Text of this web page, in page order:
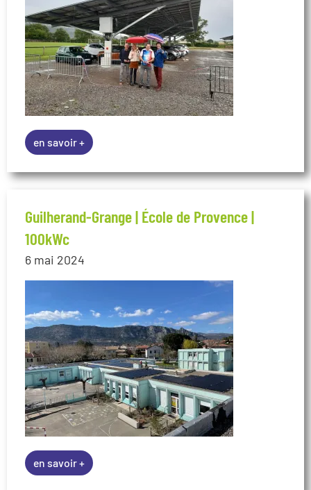
en savoir +
Guilherand-Grange | École de Provence |
100kWc
6 mai 2024
en savoir +